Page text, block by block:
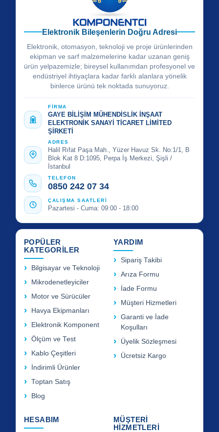
Elektronik Bileşenlerin Doğru Adresi
Elektronik, otomasyon, teknoloji ve proje ürünlerinden
ekipman ve sarf malzemelerine kadar uzanan geniş
ürün yelpazemizle; bireysel kullanımdan profesyonel ve
endüstriyel ihtiyaçlara kadar farklı alanlara yönelik
binlerce ürünü tek noktada sunuyoruz.
FİRMA
GAYE BİLİŞİM MÜHENDİSLİK İNŞAAT
ELEKTRONİK SANAYİ TİCARET LİMİTED
ŞİRKETİ
ADRES
Halil Rıfat Paşa Mah., Yüzer Havuz Sk. No:1/1, B
Blok Kat 8 D:1095, Perpa İş Merkezi, Şişli /
İstanbul
TELEFON
0850 242 07 34
ÇALIŞMA SAATLERİ
Pazartesi - Cuma: 09:00 - 18:00
POPÜLER
KATEGORİLER
Bilgisayar ve Teknoloji
Mikrodenetleyiciler
Motor ve Sürücüler
Havya Ekipmanları
Elektronik Komponent
Ölçüm ve Test
Kablo Çeşitleri
İndirimli Ürünler
Toptan Satış
Blog
YARDIM
Sipariş Takibi
Arıza Formu
İade Formu
Müşteri Hizmetleri
Garanti ve İade
Koşulları
Üyelik Sözleşmesi
Ücretsiz Kargo
HESABIM
MÜŞTERİ
HİZMETLERİ